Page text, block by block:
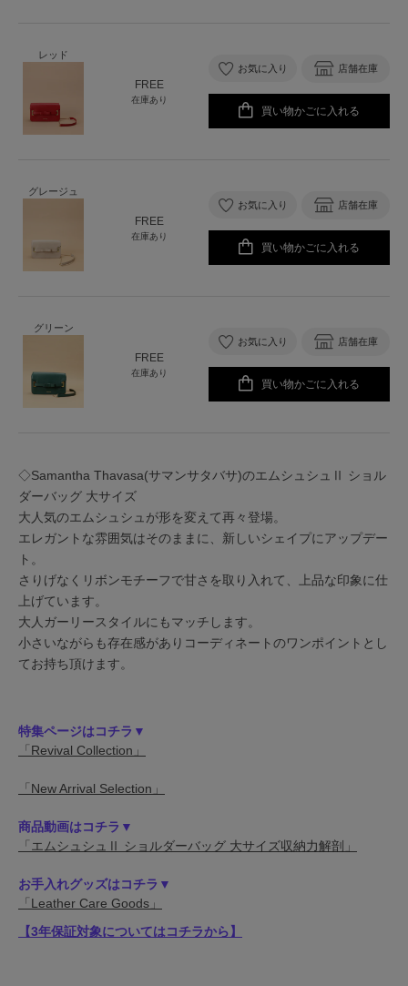
レッド
FREE
在庫あり
お気に入り 店舗在庫
買い物かごに入れる
グレージュ
FREE
在庫あり
お気に入り 店舗在庫
買い物かごに入れる
グリーン
FREE
在庫あり
お気に入り 店舗在庫
買い物かごに入れる
◇Samantha Thavasa(サマンサタバサ)のエムシュシュⅡ ショル
ダーバッグ 大サイズ
大人気のエムシュシュが形を変えて再々登場。
エレガントな雰囲気はそのままに、新しいシェイプにアップデー
ト。
さりげなくリボンモチーフで甘さを取り入れて、上品な印象に仕
上げています。
大人ガーリースタイルにもマッチします。
小さいながらも存在感がありコーディネートのワンポイントとし
てお持ち頂けます。
特集ページはコチラ▼
「Revival Collection」
「New Arrival Selection」
商品動画はコチラ▼
「エムシュシュⅡ ショルダーバッグ 大サイズ収納力解剖」
お手入れグッズはコチラ▼
「Leather Care Goods」
【3年保証対象についてはコチラから】